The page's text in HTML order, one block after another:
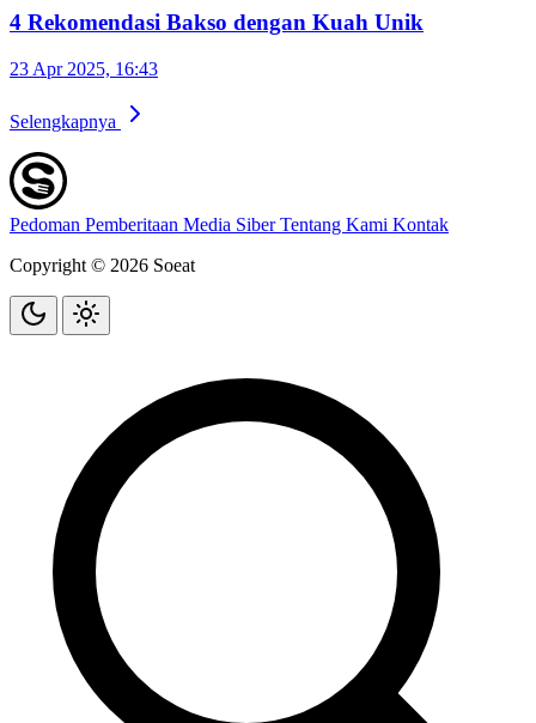
4 Rekomendasi Bakso dengan Kuah Unik
23 Apr 2025, 16:43
Selengkapnya
Pedoman Pemberitaan Media SiberTentang Kami Kontak
Copyright © 2026 Soeat